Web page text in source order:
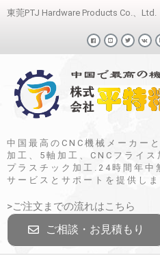
東莞PTJ Hardware Products Co.、Ltd.
中国最高のCNC機械メーカー
加工、5軸加工、CNCフライス
プラスチック加工.24時間年中
サービスとサポートを提供しま
>ご注文までの流れはこちら
ご相談・お見積もり